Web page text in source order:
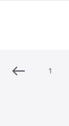
1